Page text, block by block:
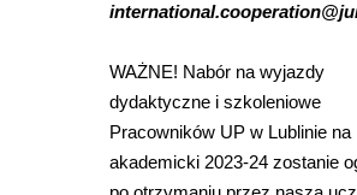
WAŻNE! Nabór na wyjazdy
dydaktyczne i szkoleniowe
Pracowników UP w Lublinie na
akademicki 2023-24 zostanie